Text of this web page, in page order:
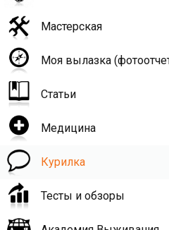
Мастерская
Моя вылазка
Статьи
Медицина
Курилка
Тесты и обзоры